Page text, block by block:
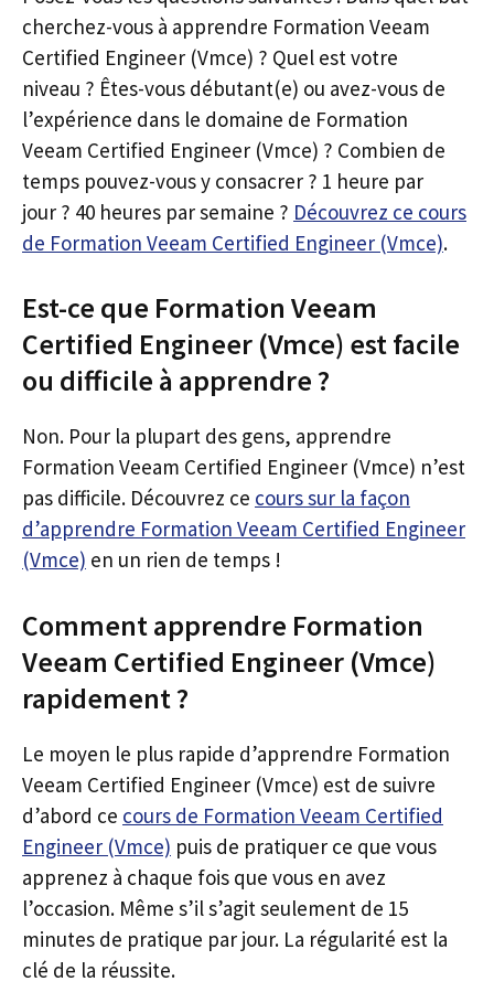
cherchez-vous à apprendre Formation Veeam
Certified Engineer (Vmce) ? Quel est votre
niveau ? Êtes-vous débutant(e) ou avez-vous de
l’expérience dans le domaine de Formation
Veeam Certified Engineer (Vmce) ? Combien de
temps pouvez-vous y consacrer ? 1 heure par
jour ? 40 heures par semaine ? Découvrez ce cours
de Formation Veeam Certified Engineer (Vmce).
Est-ce que Formation Veeam
Certified Engineer (Vmce) est facile
ou difficile à apprendre ?
Non. Pour la plupart des gens, apprendre
Formation Veeam Certified Engineer (Vmce) n’est
pas difficile. Découvrez ce cours sur la façon
d’apprendre Formation Veeam Certified Engineer
(Vmce) en un rien de temps !
Comment apprendre Formation
Veeam Certified Engineer (Vmce)
rapidement ?
Le moyen le plus rapide d’apprendre Formation
Veeam Certified Engineer (Vmce) est de suivre
d’abord ce cours de Formation Veeam Certified
Engineer (Vmce) puis de pratiquer ce que vous
apprenez à chaque fois que vous en avez
l’occasion. Même s’il s’agit seulement de 15
minutes de pratique par jour. La régularité est la
clé de la réussite.